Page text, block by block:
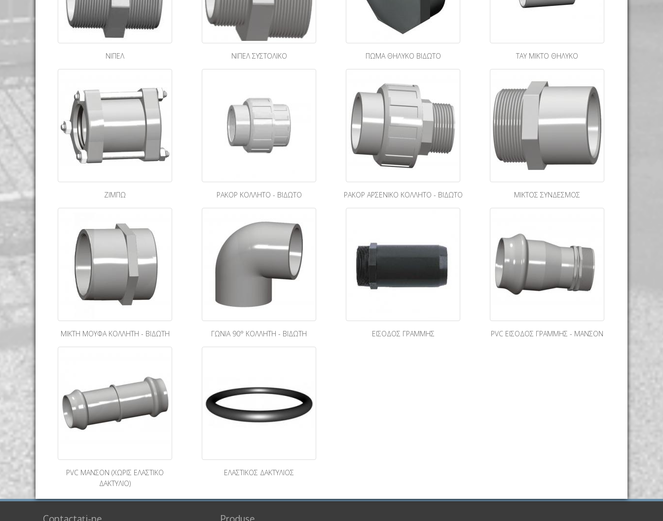
ΝΙΠΕΛ ΝΙΠΕΛ ΣΥΣΤΟΛΙΚΟ ΠΩΜΑ ΘΗΛΥΚΟ ΒΙΔΩΤΟ ΤΑΥ ΜΙΚΤΟ ΘΗΛΥΚΟ
ΖΙΜΠΩ ΡΑΚΟΡ ΚΟΛΛΗΤΟ - ΒΙΔΩΤΟ ΡΑΚΟΡ ΑΡΣΕΝΙΚΟ ΚΟΛΛΗΤΟ - ΒΙΔΩΤΟ ΜΙΚΤΟΣ ΣΥΝΔΕΣΜΟΣ
ΜΙΚΤΗ ΜΟΥΦΑ ΚΟΛΛΗΤΗ - ΒΙΔΩΤΗ ΓΩΝΙΑ 90° ΚΟΛΛΗΤΗ - ΒΙΔΩΤΗ ΕΙΣΟΔΟΣ ΓΡΑΜΜΗΣ PVC ΕΙΣΟΔΟΣ ΓΡΑΜΜΗΣ - ΜΑΝΣΟΝ
PVC ΜΑΝΣΟΝ (ΧΩΡΙΣ ΕΛΑΣΤΙΚΟ
ΔΑΚΤΥΛΙΟ)
ΕΛΑΣΤΙΚΟΣ ΔΑΚΤΥΛΙΟΣ
Contactați-ne Produse